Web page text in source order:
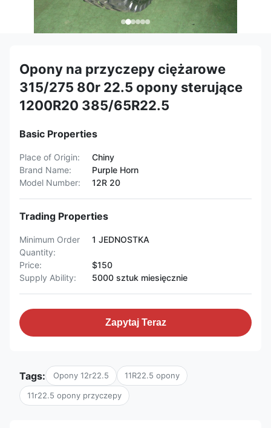
Opony na przyczepy ciężarowe
315/275 80r 22.5 opony sterujące
1200R20 385/65R22.5
Basic Properties
Place of Origin:
Chiny
Brand Name:
Purple Horn
Model Number:
12R 20
Trading Properties
Minimum Order
Quantity:
1 JEDNOSTKA
Price:
$150
Supply Ability:
5000 sztuk miesięcznie
Zapytaj Teraz
Tags: Opony 12r22.5 11R22.5 opony
11r22.5 opony przyczepy